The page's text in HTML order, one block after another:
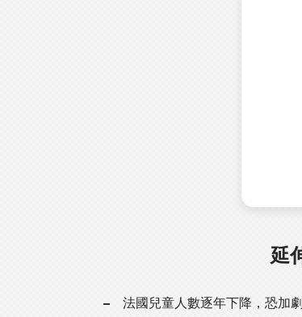
延
法國兒童人數逐年下降，恐加